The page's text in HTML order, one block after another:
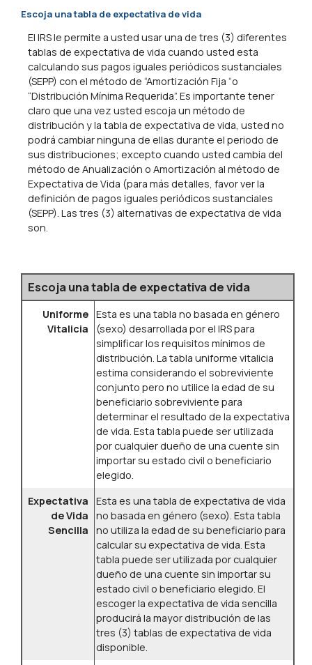
Escoja una tabla de expectativa de vida
El IRS le permite a usted usar una de tres (3) diferentes
tablas de expectativa de vida cuando usted esta
calculando sus pagos iguales periódicos sustanciales
(SEPP) con el método de “Amortización Fija “o
“Distribución Mínima Requerida”. Es importante tener
claro que una vez usted escoja un método de
distribución y la tabla de expectativa de vida, usted no
podrá cambiar ninguna de ellas durante el periodo de
sus distribuciones; excepto cuando usted cambia del
método de Anualización o Amortización al método de
Expectativa de Vida (para más detalles, favor ver la
definición de pagos iguales periódicos sustanciales
(SEPP). Las tres (3) alternativas de expectativa de vida
son.
Escoja una tabla de expectativa de vida
Uniforme
Vitalicia
Esta es una tabla no basada en género
(sexo) desarrollada por el IRS para
simplificar los requisitos mínimos de
distribución. La tabla uniforme vitalicia
estima considerando el sobreviviente
conjunto pero no utilice la edad de su
beneficiario sobreviviente para
determinar el resultado de la expectativa
de vida. Esta tabla puede ser utilizada
por cualquier dueño de una cuente sin
importar su estado civil o beneficiario
elegido.
Expectativa
de Vida
Sencilla
Esta es una tabla de expectativa de vida
no basada en género (sexo). Esta tabla
no utiliza la edad de su beneficiario para
calcular su expectativa de vida. Esta
tabla puede ser utilizada por cualquier
dueño de una cuente sin importar su
estado civil o beneficiario elegido. El
escoger la expectativa de vida sencilla
producirá la mayor distribución de las
tres (3) tablas de expectativa de vida
disponible.